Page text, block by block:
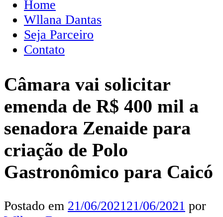
Home
Wllana Dantas
Seja Parceiro
Contato
Câmara vai solicitar
emenda de R$ 400 mil a
senadora Zenaide para
criação de Polo
Gastronômico para Caicó
Postado em 21/06/202121/06/2021 por